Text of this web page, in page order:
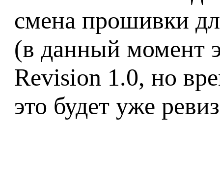
смена прошивки
(в данный момент
Revision 1.0, но
это будет уже